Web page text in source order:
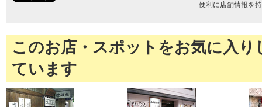
便利に店舗情報を
このお店・スポットをお気に入
ています